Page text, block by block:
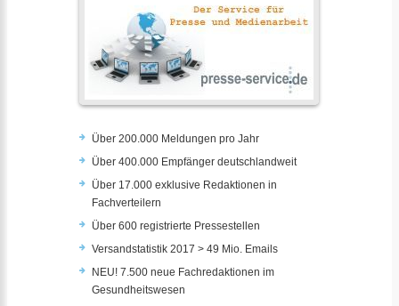
Über 200.000 Meldungen pro Jahr
Über 400.000 Empfänger deutschlandweit
Über 17.000 exklusive Redaktionen in
Fachverteilern
Über 600 registrierte Pressestellen
Versandstatistik 2017 > 49 Mio. Emails
NEU! 7.500 neue Fachredaktionen im
Gesundheitswesen